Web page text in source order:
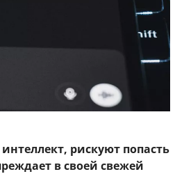
рискуют попасть
в своей свежей